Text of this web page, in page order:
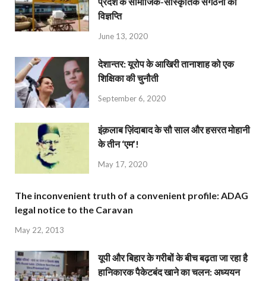
विज्ञप्ति
June 13, 2020
देशान्‍तर: यूरोप के आखिरी तानाशाह को एक
शिक्षिका की चुनौती
September 6, 2020
इंक़लाब ज़िंदाबाद के सौ साल और हसरत मोहानी
के तीन ‘एम’!
May 17, 2020
The inconvenient truth of a convenient profile: ADAG
legal notice to the Caravan
May 22, 2013
यूपी और बिहार के गरीबों के बीच बढ़ता जा रहा है
हानिकारक पैकेटबंद खाने का चलन: अध्ययन